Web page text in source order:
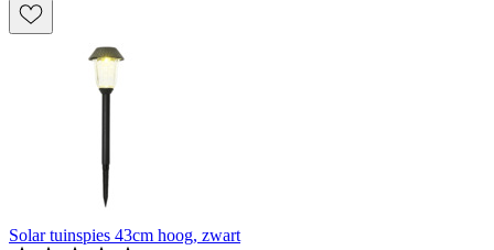
Solar tuinspies 43cm hoog, zwart